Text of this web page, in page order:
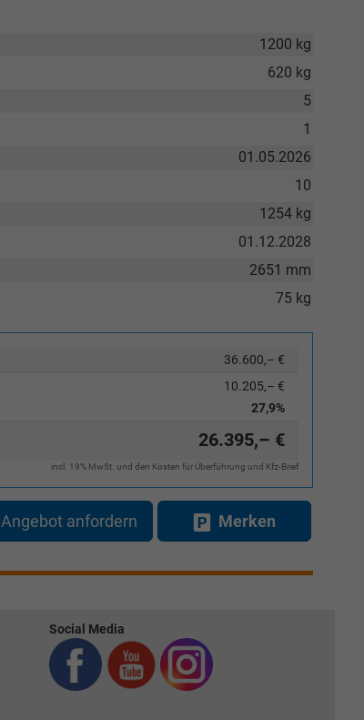
1200 kg
620 kg
5
1
01.05.2026
10
1254 kg
01.12.2028
2651 mm
75 kg
36.600,– €
10.205,– €
27,9%
26.395,– €
incl. 19% MwSt. und den Kosten für Überführung und Kfz-Brief
Angebot anfordern Merken
Social Media